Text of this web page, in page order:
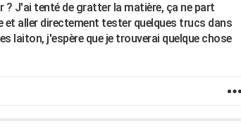
? J'ai tenté de gratter la matière, ça ne part
et aller directement tester quelques trucs dans
laiton, j'espère que je trouverai quelque chose